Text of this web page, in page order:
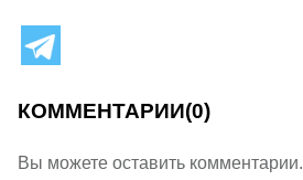
КОММЕНТАРИИ(0)
Вы можете оставить комментарии.